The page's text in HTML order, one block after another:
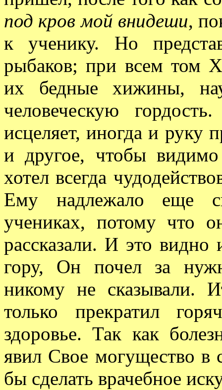
под кров мой внидеши,
к ученику. Но
рыбаков; при всем том
их бедные хижины,
человеческую
исцеляет, иногда и руку
и другое, чтобы
хотел всегда
Ему надлежало еще
учениках, потому что
рассказали. И это видно
гору, Он почел за
никому не сказывали.
только прекратил
здоровье. Так как
явил Свое могущество в
бы сделать врачебное